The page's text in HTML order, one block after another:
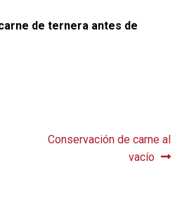
de ternera antes de
Siguiente:
Conservación de carne al
vacío